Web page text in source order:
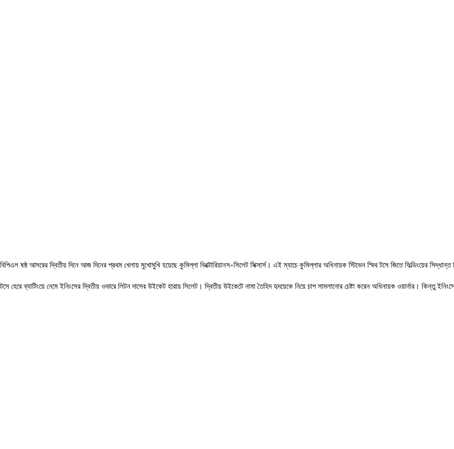
বিপিএল ষষ্ঠ আসরের দ্বিতীয় দিনে আজ দিনের প্রথম খেলায় মুখোমুখি হয়েছে কুমিল্লা ভিক্টোরিয়ানস-সিলেট সিক্সার্স। এই ম্যাচে কুমিল্লার অধিনায়ক স্টিভেন স্মিথ টসে জিতে ফিল্ডিংয়ের
টসে হেরে ব্যাটিংয়ে নেমে ইনিংসের দ্বিতীয় ওভারে লিটন দাসের উইকেট হারায় সিলেট। দ্বিতীয় উইকেটে নামা তৈহিদ হৃদয়েকে নিয়ে চাপ সামলানোর চেষ্টা করেন অধিনায়ক ওয়ার্নার। কিন্তু